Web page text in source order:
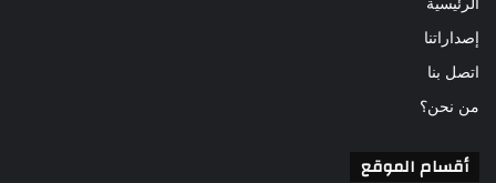
إصداراتنا
اتصل بنا
من نحن؟
أقسام الموقع